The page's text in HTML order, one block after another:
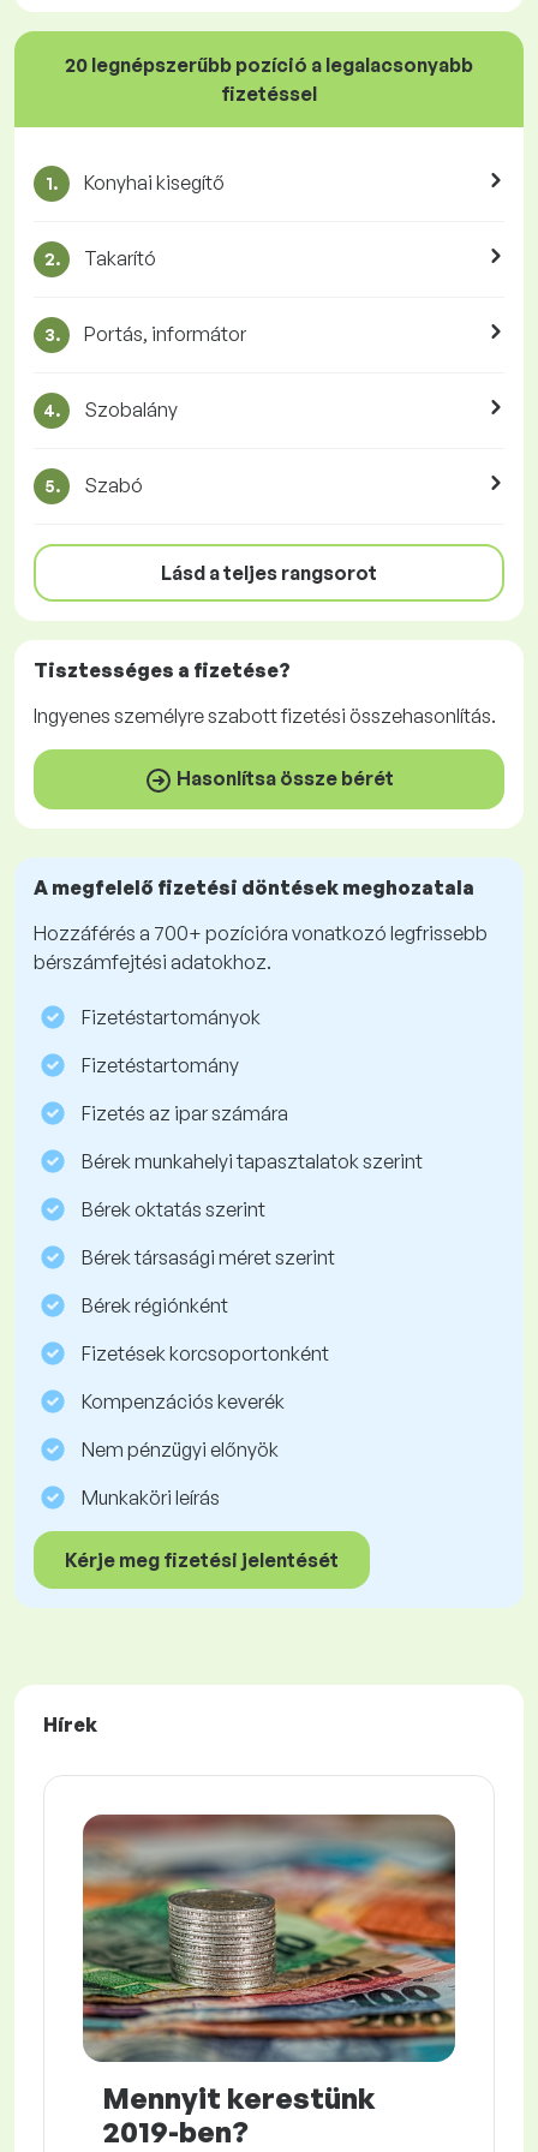
20 legnépszerűbb pozíció a legalacsonyabb
fizetéssel
1. Konyhai kisegítő
2. Takarító
3. Portás, informátor
4. Szobalány
5. Szabó
Lásd a teljes rangsorot
Tisztességes a fizetése?
Ingyenes személyre szabott fizetési összehasonlítás.
Hasonlítsa össze bérét
A megfelelő fizetési döntések meghozatala
Hozzáférés a 700+ pozícióra vonatkozó legfrissebb
bérszámfejtési adatokhoz.
Fizetéstartományok
Fizetéstartomány
Fizetés az ipar számára
Bérek munkahelyi tapasztalatok szerint
Bérek oktatás szerint
Bérek társasági méret szerint
Bérek régiónként
Fizetések korcsoportonként
Kompenzációs keverék
Nem pénzügyi előnyök
Munkaköri leírás
Kérje meg fizetési jelentését
Hírek
Mennyit kerestünk
2019-ben?